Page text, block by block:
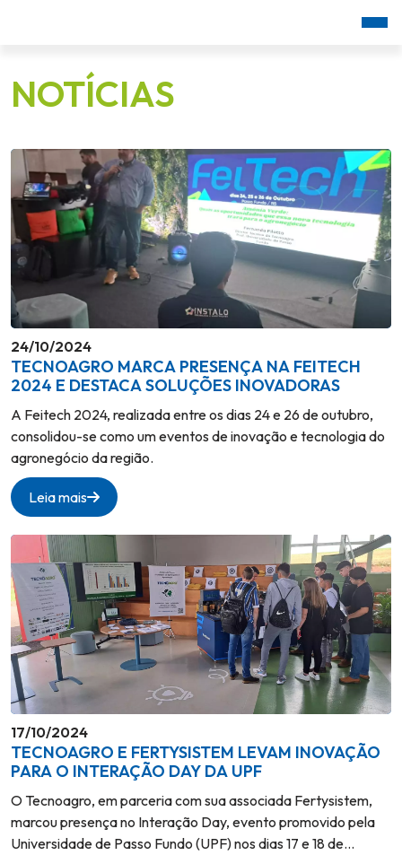
NOTÍCIAS
24/10/2024
TECNOAGRO MARCA PRESENÇA NA FEITECH
2024 E DESTACA SOLUÇÕES INOVADORAS
A Feitech 2024, realizada entre os dias 24 e 26 de outubro,
consolidou-se como um eventos de inovação e tecnologia do
agronegócio da região.
Leia mais
17/10/2024
TECNOAGRO E FERTYSISTEM LEVAM INOVAÇÃO
PARA O INTERAÇÃO DAY DA UPF
O Tecnoagro, em parceria com sua associada Fertysistem,
marcou presença no Interação Day, evento promovido pela
Universidade de Passo Fundo (UPF) nos dias 17 e 18 de